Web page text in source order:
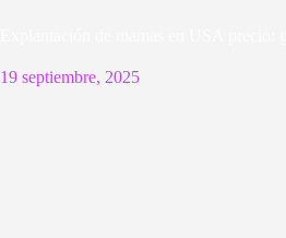
19 septiembre, 2025